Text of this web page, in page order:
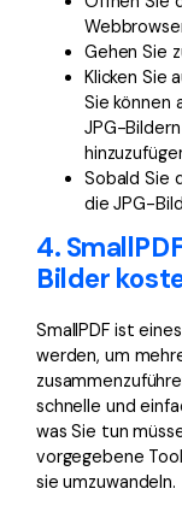
Gehen Sie
Klicken Sie
Sie können
JPG-
Sobald Sie
die JPG-
4.
Bilder
SmallPDF ist
werden, um
schnelle und
was Sie tun
vorgegebene
sie umzuwandeln.